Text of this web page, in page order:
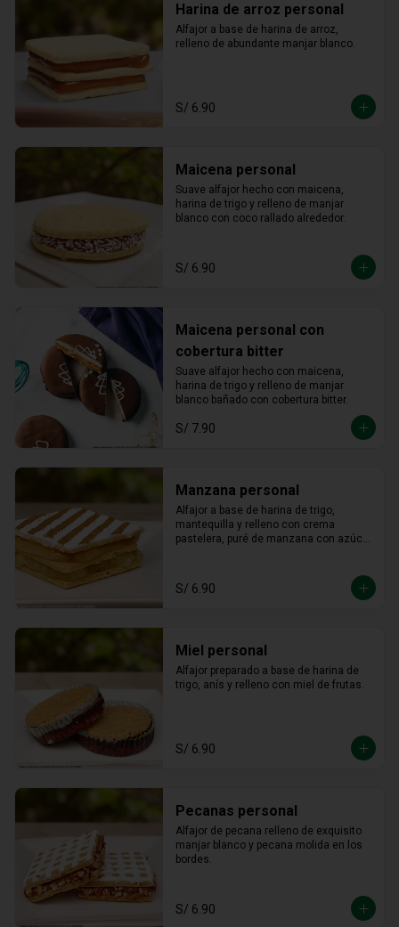
Harina de arroz personal
Alfajor a base de harina de arroz,
relleno de abundante manjar blanco.
S/ 6.90
Maicena personal
Suave alfajor hecho con maicena,
harina de trigo y relleno de manjar
blanco con coco rallado alrededor.
S/ 6.90
Maicena personal con
cobertura bitter
Suave alfajor hecho con maicena,
harina de trigo y relleno de manjar
blanco bañado con cobertura bitter.
S/ 7.90
Manzana personal
Alfajor a base de harina de trigo,
mantequilla y relleno con crema
pastelera, puré de manzana con azúcar
S/ 6.90
Miel personal
Alfajor preparado a base de harina de
trigo, anís y relleno con miel de frutas.
S/ 6.90
Pecanas personal
Alfajor de pecana relleno de exquisito
manjar blanco y pecana molida en los
bordes.
S/ 6.90